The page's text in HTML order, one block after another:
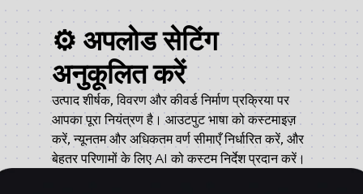
⚙️ अपलोड सेटिंग
अनुकूलित करें
उत्पाद शीर्षक, विवरण और कीवर्ड निर्माण प्रक्रिया पर
आपका पूरा नियंत्रण है। आउटपुट भाषा को कस्टमाइज़
करें, न्यूनतम और अधिकतम वर्ण सीमाएँ निर्धारित करें, और
बेहतर परिणामों के लिए AI को कस्टम निर्देश प्रदान करें।